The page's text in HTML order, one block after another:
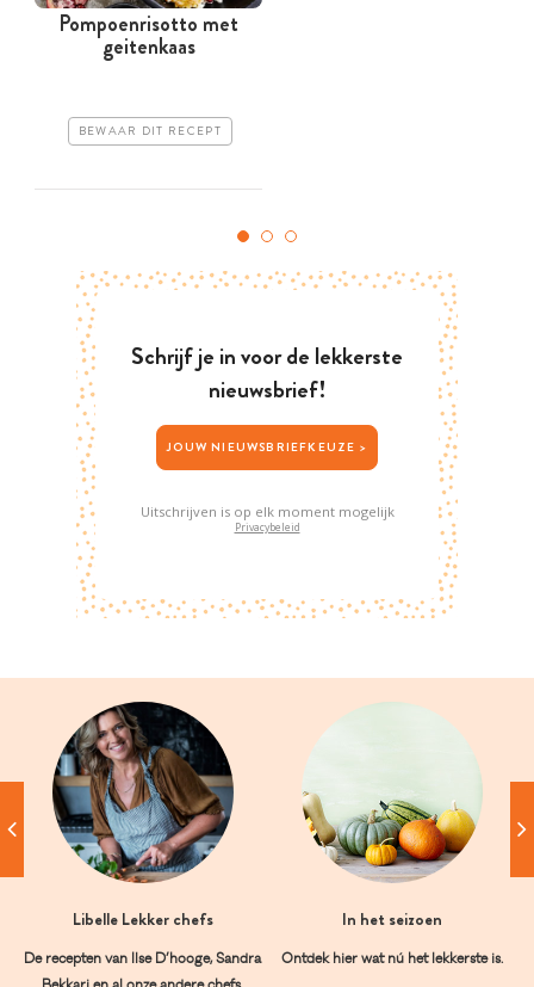
Pompoenrisotto met
geitenkaas
BEWAAR DIT RECEPT
Schrijf je in voor de lekkerste
nieuwsbrief!
JOUW NIEUWSBRIEFKEUZE >
Uitschrijven is op elk moment mogelijk
Privacybeleid
Libelle Lekker chefs
De recepten van Ilse D’hooge, Sandra
In het seizoen
Ontdek hier wat nú het lekkerste is.